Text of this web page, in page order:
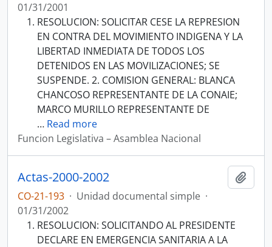
01/31/2001
RESOLUCION: SOLICITAR CESE LA REPRESION
EN CONTRA DEL MOVIMIENTO INDIGENA Y LA
LIBERTAD INMEDIATA DE TODOS LOS
DETENIDOS EN LAS MOVILIZACIONES; SE
SUSPENDE. 2. COMISION GENERAL: BLANCA
CHANCOSO REPRESENTANTE DE LA CONAIE;
MARCO MURILLO REPRESENTANTE DE
… Read more
Funcion Legislativa – Asamblea Nacional
Actas-2000-2002
CO-21-193 · Unidad documental simple ·
01/31/2002
RESOLUCION: SOLICITANDO AL PRESIDENTE
DECLARE EN EMERGENCIA SANITARIA A LA